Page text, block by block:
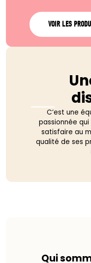
VOIR LES
C’est une
passionnée
satisfaire au
qualité de ses
Qui